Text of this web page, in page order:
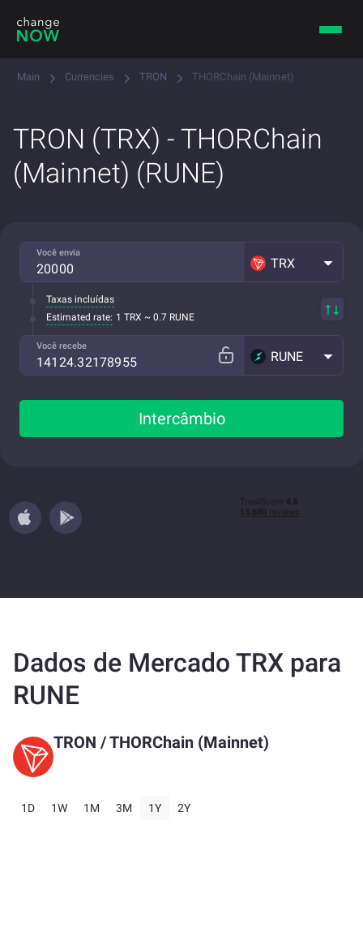
Main Currencies TRON THORChain (Mainnet)
TRON (TRX) - THORChain
(Mainnet) (RUNE)
Você envia
TRX
Taxas incluídas
Estimated rate: 1 TRX ~ 0.7 RUNE
Você recebe
RUNE
Intercâmbio
Dados de Mercado TRX para
RUNE
TRON /THORChain (Mainnet)
1D 1W 1M 3M 1Y 2Y